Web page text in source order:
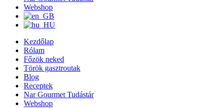
Webshop
Kezdőlap
Rólam
Főzök neked
Török gasztroutak
Blog
Receptek
Nar Gourmet Tudástár
Webshop